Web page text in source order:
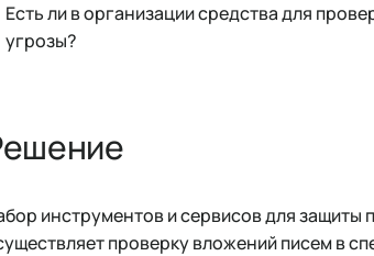
Есть ли в организации средства для
угрозы?
инструментов и сервисов для защиты
проверку вложений писем в